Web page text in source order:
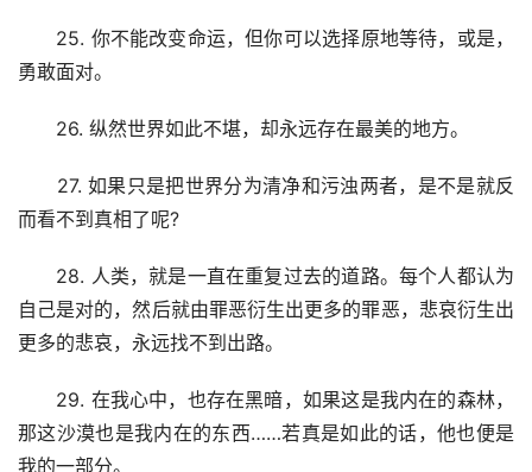
25. 你不能改变命运，但你可以选择原地等待，或是，
勇敢面对。
26. 纵然世界如此不堪，却永远存在最美的地方。
27. 如果只是把世界分为清净和污浊两者，是不是就反
而看不到真相了呢?
28. 人类，就是一直在重复过去的道路。每个人都认为
自己是对的，然后就由罪恶衍生出更多的罪恶，悲哀衍生出
更多的悲哀，永远找不到出路。
29. 在我心中，也存在黑暗，如果这是我内在的森林，
那这沙漠也是我内在的东西……若真是如此的话，他也便是
我的一部分。